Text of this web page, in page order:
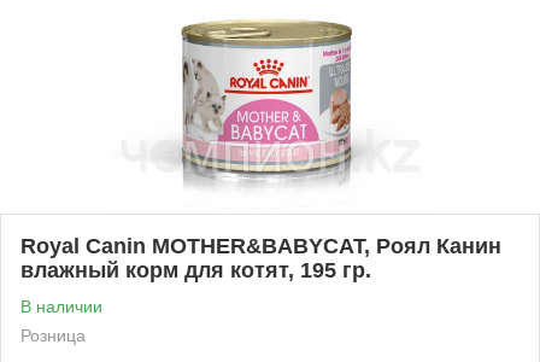
Royal Canin MOTHER&BABYCAT, Роял Канин
влажный корм для котят, 195 гр.
В наличии
Розница